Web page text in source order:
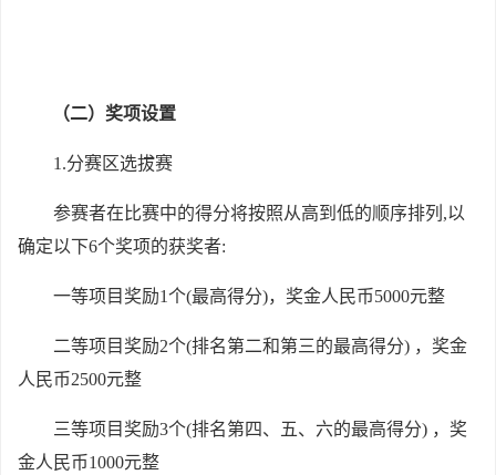
（二）奖项设置
1.分赛区选拔赛
参赛者在比赛中的得分将按照从高到低的顺序排列,以
确定以下6个奖项的获奖者:
一等项目奖励1个(最高得分)，奖金人民币5000元整
二等项目奖励2个(排名第二和第三的最高得分) ，奖金
人民币2500元整
三等项目奖励3个(排名第四、五、六的最高得分) ，奖
金人民币1000元整